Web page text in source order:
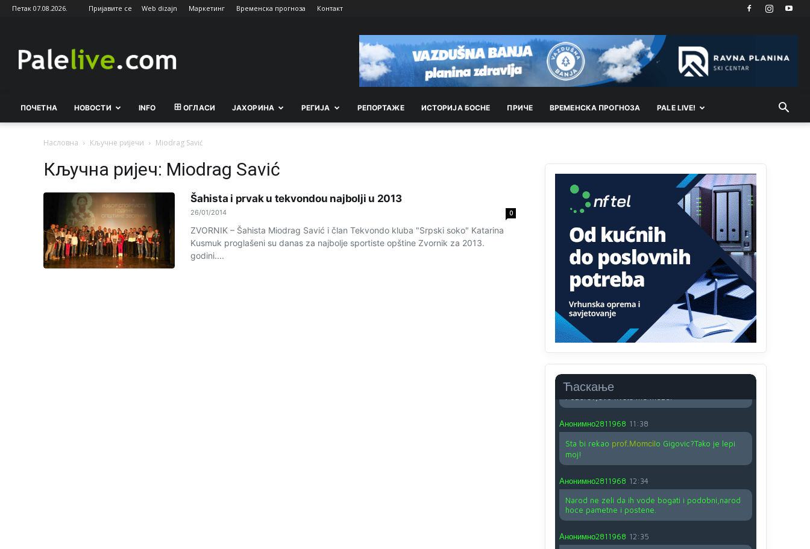
Петак 07.08.2026. Пријавите се Web dizajn Маркетинг Временска прогноза Контакт
ПОЧЕТНА НОВОСТИ INFO ОГЛАСИ ЈАХОРИНА РEГИЈА РEПОРТАЖE ИСТОРИЈА БОСНЕ ПРИЧЕ ВРEМEНСКА ПРОГНОЗА PALE LIVE!
Насловна Кључне ријечи Miodrag Savić
Кључна ријеч: Miodrag Savić
Šahista i prvak u tekvondou najbolji u 2013
26/01/2014 0
ZVORNIK – Šahista Miodrag Savić i član Tekvondo kluba "Srpski soko" Katarina
Kusmuk proglašeni su danas za najbolje sportiste opštine Zvornik za 2013.
godini....
Ћаскање
Kuniocu ide q u guz...
Анонимно2808843 јуче
Анонимно2810587 11:11
vjeka,neko rece za Radovana i Ratka kaki su oni
srbi...i poce dalje da besjedi znam ja dobro sta je
bilo u Ag-ci...
Анонимно2810587
Proguglajte
Анонимно2810587 11:21
O kako su cudni lvi ljudi,uzeli bi sve da mogu...a
ja srce svima fajem,radujem se tudjoj sreci.I ko
ima i ko nema na iso ce mjesto leci!
Анонимно2810587
Nije u svijetu problem,nahraniti siromasnd,kako
nahraniti bogate!?
Анонимно2810587
Анонимно2811968 11:38
Sta bi rekao prof.Momcilo Gigovic?Tako je lepi
moj!
Анонимно2811968 12:34
Narod ne zeli da ih vode bogati i podobni,narod
hoce pametne i postene.
Анонимно2811968 12:35